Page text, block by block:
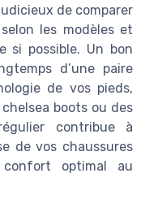
de comparer
les modèles et
si possible. Un bon
d’une paire
de vos pieds,
boots ou des
contribue à
de vos chaussures
optimal au